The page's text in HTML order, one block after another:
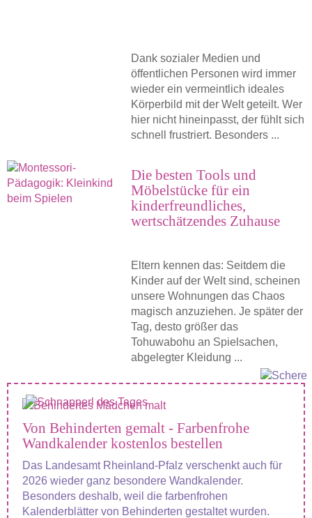
Dank sozialer Medien und
öffentlichen Personen wird immer
wieder ein vermeintlich ideales
Körperbild mit der Welt geteilt. Wer
hier nicht hineinpasst, der fühlt sich
schnell frustriert. Besonders ...
Die besten Tools und
Möbelstücke für ein
kinderfreundliches,
wertschätzendes Zuhause
Eltern kennen das: Seitdem die
Kinder auf der Welt sind, scheinen
unsere Wohnungen das Chaos
magisch anzuziehen. Je später der
Tag, desto größer das
Tohuwabohu an Spielsachen,
abgelegter Kleidung ...
Von Behinderten gemalt - Farbenfrohe
Wandkalender kostenlos bestellen
Das Landesamt Rheinland-Pfalz verschenkt auch für
2026 wieder ganz besondere Wandkalender.
Besonders deshalb, weil die farbenfrohen
Kalenderblätter von Behinderten gestaltet wurden.